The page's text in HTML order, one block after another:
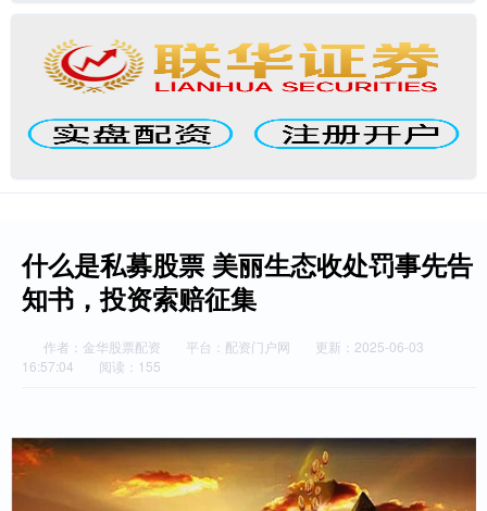
什么是私募股票 美丽生态收处罚事先告
知书，投资索赔征集
作者：金华股票配资 平台：配资门户网
更新：2025-06-03
16:57:04
阅读：155